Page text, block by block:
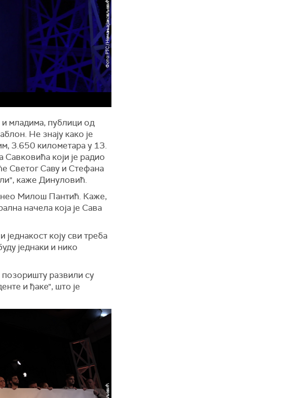
и младима, публици од
Не знају како је
3.650 километара у 13.
који је радио
Светог Саву и Стефана
каже Динуловић.
Милош Пантић. Каже,
начела која је Сава
коју сви треба
једнаки и нико
развили су
и ђаке", што је